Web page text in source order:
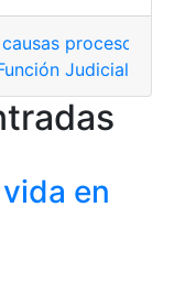
procesos
Judicial
en